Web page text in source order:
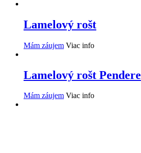
Lamelový rošt
Mám záujem Viac info
Lamelový rošt Pendere
Mám záujem Viac info